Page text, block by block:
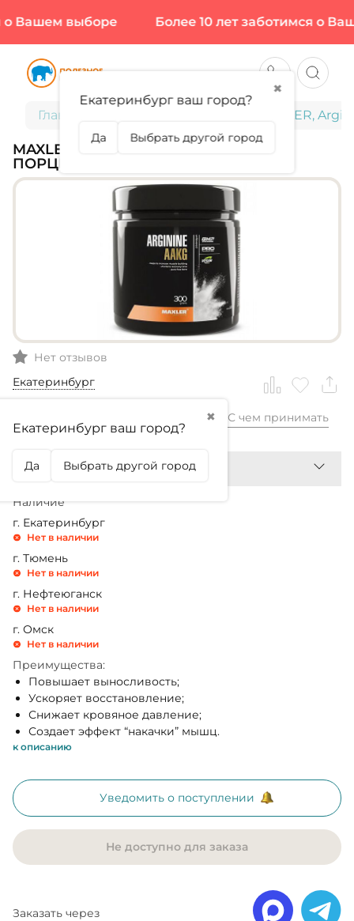
Вашем выборе Более 10 лет заботимся о
Главная MAXLER,
MAXLER, ARGININE AAKG, 300 Г (60
ПОРЦИЙ)
Нет отзывов
Екатеринбург
✖
Екатеринбург ваш город?
Да Выбрать другой город
2 090,99₽ С чем принимать
Наличие
г. Екатеринбург
Нет в наличии
г. Тюмень
Нет в наличии
г. Нефтеюганск
Нет в наличии
г. Омск
Нет в наличии
Преимущества:
Повышает выносливость;
Ускоряет восстановление;
Снижает кровяное давление;
Создает эффект “накачки” мышц.
к описанию
Уведомить о поступлении
Не доступно для заказа
Заказать через
✖
Екатеринбург ваш город?
Да Выбрать другой город